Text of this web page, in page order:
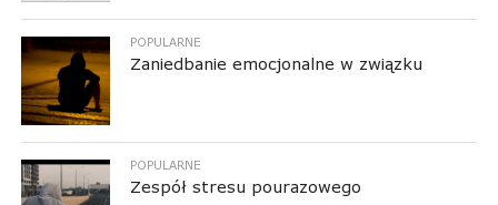
POPULARNE
Zaniedbanie emocjonalne w związku
POPULARNE
Zespół stresu pourazowego